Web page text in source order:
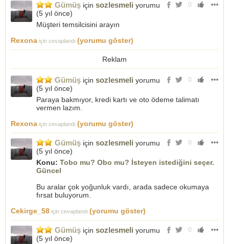
0
Gümüş için sozlesmeli yorumu
(5 yıl önce)
Müşteri temsilcisini arayın
Rexona için cevaplandı (yorumu göster)
Reklam
0
Gümüş için sozlesmeli yorumu
(5 yıl önce)
Paraya bakmıyor, kredi kartı ve oto ödeme talimatı
vermen lazım.
Rexona için cevaplandı (yorumu göster)
0
Gümüş için sozlesmeli yorumu
(5 yıl önce)
Konu: Tobo mu? Obo mu? İsteyen istediğini seçer.
Güncel
Bu aralar çok yoğunluk vardı, arada sadece okumaya
fırsat buluyorum.
Cekirge_58 için cevaplandı (yorumu göster)
0
Gümüş için sozlesmeli yorumu
(5 yıl önce)